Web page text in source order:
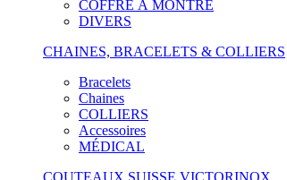
COFFRE À MONTRE
DIVERS
CHAINES, BRACELETS & COLLIERS
Bracelets
Chaines
COLLIERS
Accessoires
MÉDICAL
COUTEAUX SUISSE VICTORINOX